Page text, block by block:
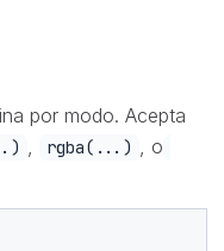
por modo. Acepta
, rgba(...) , o